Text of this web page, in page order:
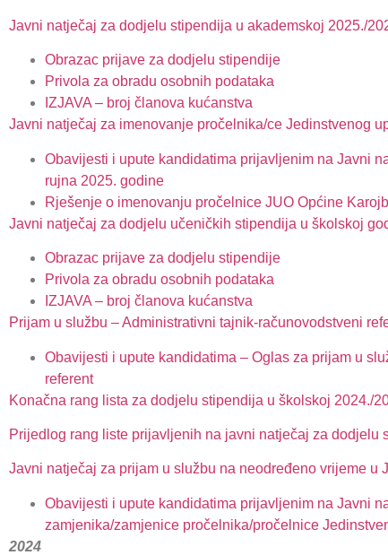
Javni natječaj za dodjelu stipendija u akademskoj 2025./
Obrazac prijave za dodjelu stipendije
Privola za obradu osobnih podataka
IZJAVA – broj članova kućanstva
Javni natječaj za imenovanje pročelnika/ce Jedinstvenog
Obavijesti i upute kandidatima prijavljenim na Javni
rujna 2025. godine
Rješenje o imenovanju pročelnice JUO Općine
Javni natječaj za dodjelu učeničkih stipendija u školskoj
Obrazac prijave za dodjelu stipendije
Privola za obradu osobnih podataka
IZJAVA – broj članova kućanstva
Prijam u službu – Administrativni tajnik-računovodstveni
Obavijesti i upute kandidatima – Oglas za prijam u
referent
Konačna rang lista za dodjelu stipendija u školskoj 2024./
Prijedlog rang liste prijavljenih na javni natječaj za
Javni natječaj za prijam u službu na neodređeno vrijeme
Obavijesti i upute kandidatima prijavljenim na Javni
zamjenika/zamjenice pročelnika/pročelnice
2024